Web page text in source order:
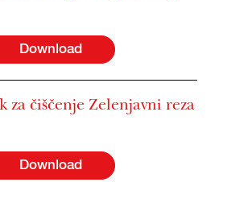
Download
za čiščenje Zelenjavni reza
Download